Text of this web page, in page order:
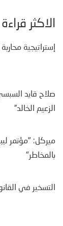
الأكثر
إستراتيجية
صلاح قايد
الزعيم الخالد”
ميركل: "مؤتمر
بالمخاطر"
التسخير في